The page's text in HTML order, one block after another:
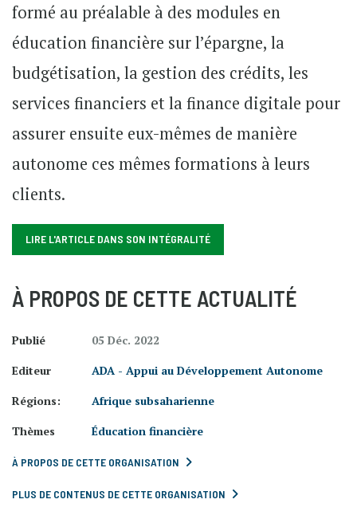
formé au préalable à des modules en
éducation financière sur l’épargne, la
budgétisation, la gestion des crédits, les
services financiers et la finance digitale pour
assurer ensuite eux-mêmes de manière
autonome ces mêmes formations à leurs
clients.
LIRE L'ARTICLE DANS SON INTÉGRALITÉ
À PROPOS DE CETTE ACTUALITÉ
Publié
05 Déc. 2022
Editeur
ADA - Appui au Développement Autonome
Régions:
Afrique subsaharienne
Thèmes
Éducation financière
À PROPOS DE CETTE ORGANISATION
PLUS DE CONTENUS DE CETTE ORGANISATION